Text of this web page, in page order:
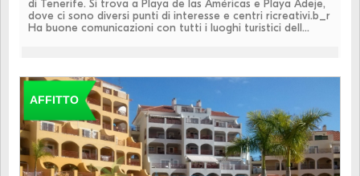
di Tenerife. Si trova a Playa de las Américas e Playa Adeje,
dove ci sono diversi punti di interesse e centri ricreativi.b_r
Ha buone comunicazioni con tutti i luoghi turistici dell...
AFFITTO